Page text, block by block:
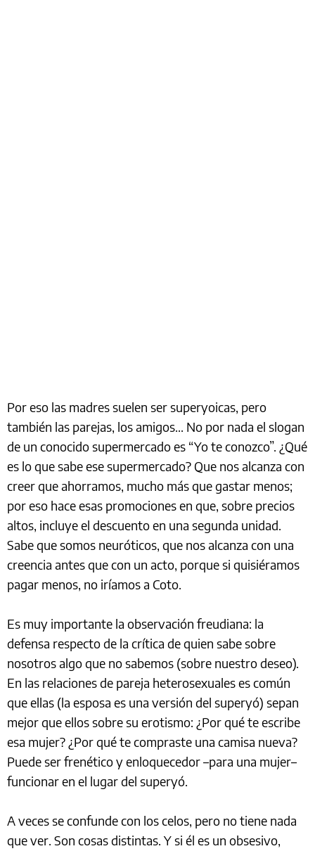
Por eso las madres suelen ser superyoicas, pero
también las parejas, los amigos... No por nada el slogan
de un conocido supermercado es “Yo te conozco”. ¿Qué
es lo que sabe ese supermercado? Que nos alcanza con
creer que ahorramos, mucho más que gastar menos;
por eso hace esas promociones en que, sobre precios
altos, incluye el descuento en una segunda unidad.
Sabe que somos neuróticos, que nos alcanza con una
creencia antes que con un acto, porque si quisiéramos
pagar menos, no iríamos a Coto.
Es muy importante la observación freudiana: la
defensa respecto de la crítica de quien sabe sobre
nosotros algo que no sabemos (sobre nuestro deseo).
En las relaciones de pareja heterosexuales es común
que ellas (la esposa es una versión del superyó) sepan
mejor que ellos sobre su erotismo: ¿Por qué te escribe
esa mujer? ¿Por qué te compraste una camisa nueva?
Puede ser frenético y enloquecedor –para una mujer–
funcionar en el lugar del superyó.
A veces se confunde con los celos, pero no tiene nada
que ver. Son cosas distintas. Y si él es un obsesivo,